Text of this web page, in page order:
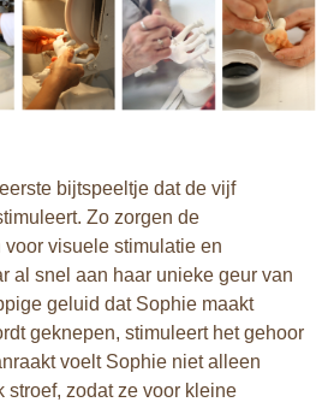
bijtspeeltje dat de vijf
Zo zorgen de
visuele stimulatie en
al snel aan haar unieke geur van
geluid dat Sophie maakt
geknepen, stimuleert het gehoor
voelt Sophie niet alleen
stroef, zodat ze voor kleine